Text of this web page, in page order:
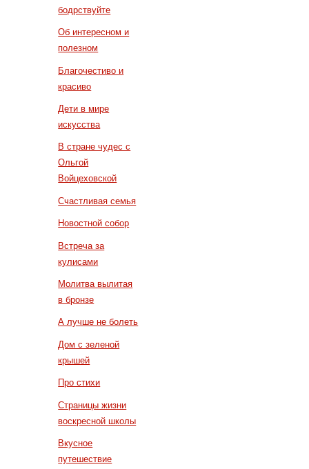
бодрствуйте
Об интересном и
полезном
Благочестиво и
красиво
Дети в мире
искусства
В стране чудес с
Ольгой
Войцеховской
Счастливая семья
Новостной собор
Встреча за
кулисами
Молитва вылитая
в бронзе
А лучше не болеть
Дом с зеленой
крышей
Про стихи
Страницы жизни
воскресной школы
Вкусное
путешествие